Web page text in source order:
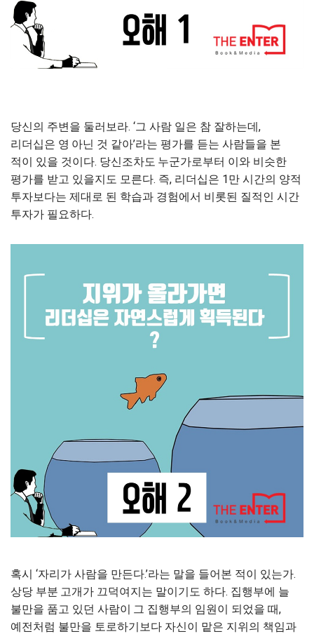
당신의 주변을 둘러보라. ‘그 사람 일은 참 잘하는데,
리더십은 영 아닌 것 같아’라는 평가를 듣는 사람들을 본
적이 있을 것이다. 당신조차도 누군가로부터 이와 비슷한
평가를 받고 있을지도 모른다. 즉, 리더십은 1만 시간의 양적
투자보다는 제대로 된 학습과 경험에서 비롯된 질적인 시간
투자가 필요하다.
혹시 ‘자리가 사람을 만든다.’라는 말을 들어본 적이 있는가.
상당 부분 고개가 끄덕여지는 말이기도 하다. 집행부에 늘
불만을 품고 있던 사람이 그 집행부의 임원이 되었을 때,
예전처럼 불만을 토로하기보다 자신이 맡은 지위의 책임과